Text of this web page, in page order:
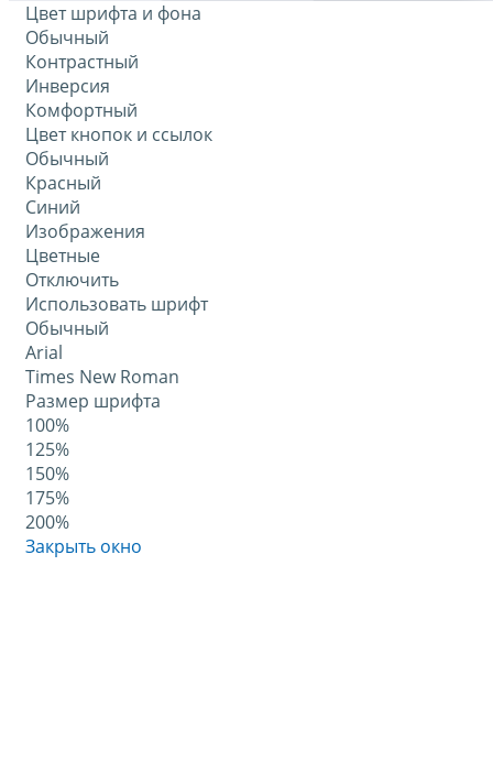
Цвет шрифта и фона
Обычный
Контрастный
Инверсия
Комфортный
Цвет кнопок и ссылок
Обычный
Красный
Синий
Изображения
Цветные
Отключить
Использовать шрифт
Обычный
Arial
Times New Roman
Размер шрифта
100%
125%
150%
175%
200%
Закрыть окно